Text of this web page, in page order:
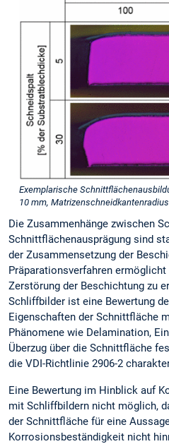
Exemplarische
10 mm,
Die Zusammenhänge zwischen
Schnittflächenausprägung sind
der Zusammensetzung der
Präparationsverfahren
Zerstörung der Beschichtung zu
Schliffbilder ist eine Bewertung
Eigenschaften der Schnittfläche
Phänomene wie Delamination,
Überzug über die Schnittfläche
die VDI-Richtlinie 2906-2
Eine Bewertung im Hinblick auf
mit Schliffbildern nicht möglich,
der Schnittfläche für eine
Korrosionsbeständigkeit nicht